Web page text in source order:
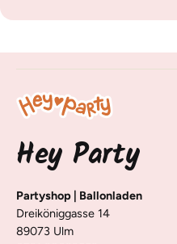
Hey Party
Partyshop | Ballonladen
Dreiköniggasse 14
89073 Ulm